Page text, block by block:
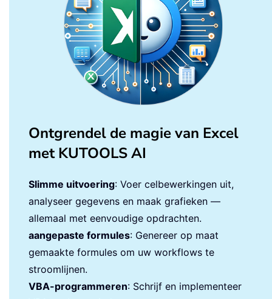
Ontgrendel de magie van Excel
met KUTOOLS AI
Slimme uitvoering: Voer celbewerkingen uit,
analyseer gegevens en maak grafieken —
allemaal met eenvoudige opdrachten.
aangepaste formules: Genereer op maat
gemaakte formules om uw workflows te
stroomlijnen.
VBA-programmeren: Schrijf en implementeer